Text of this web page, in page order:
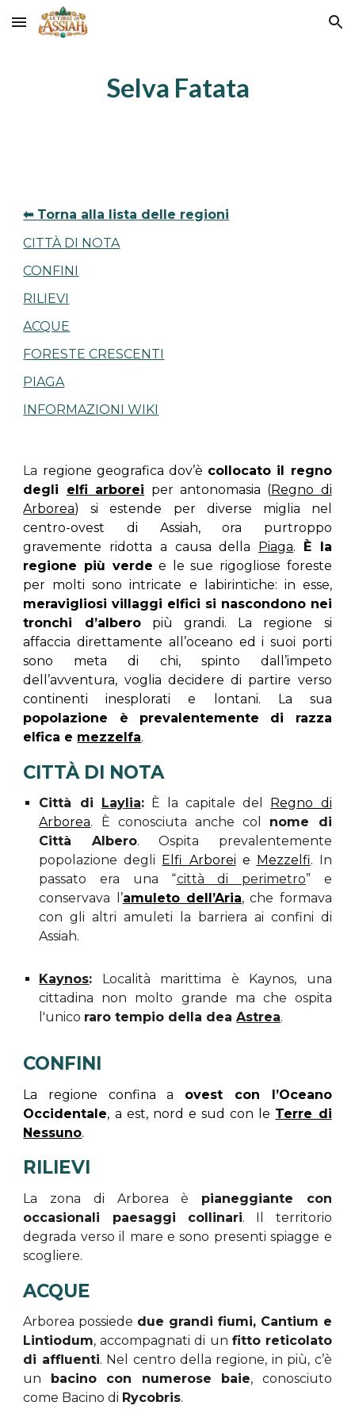
Skip to main content Skip to navigation
Selva Fatata
⬅ Torna alla lista delle regioni
CITTÀ DI NOTA
CONFINI
RILIEVI
ACQUE
FORESTE CRESCENTI
PIAGA
INFORMAZIONI WIKI
La regione geografica dov’è collocato il regno
degli elfi arborei per antonomasia (Regno di
Arborea) si estende per diverse miglia nel
centro-ovest di Assiah, ora purtroppo
gravemente ridotta a causa della Piaga. È la
regione più verde e le sue rigogliose foreste
per molti sono intricate e labirintiche: in esse,
meravigliosi villaggi elfici si nascondono nei
tronchi d’alberopiù grandi. La regione si
affaccia direttamente all’oceano ed i suoi porti
sono meta di chi, spinto dall’impeto
dell’avventura, voglia decidere di partire verso
continenti inesplorati e lontani. La sua
popolazione è prevalentemente di razza
elfica e mezzelfa.
CITTÀ DI NOTA
Città di Laylia:È la capitale del
Regno di
Arborea. È conosciuta anche col nome di
Città Albero. Ospita prevalentemente
popolazione degli
Elfi Arborei e Mezzelfi. In
passato era una “città di perimetro” e
conservava l’amuleto dell’Aria, che formava
con gli altri amuleti la barriera ai confini di
Assiah.
Kaynos: Località marittima è Kaynos, una
cittadina non molto grande ma che ospita
l'unico raro tempio della deaAstrea.
CONFINI
La regione confina a ovest con l’Oceano
Occidentale, a est, nord e sud con le Terre di
Nessuno.
RILIEVI
La zona di Arborea è pianeggiante con
occasionali paesaggi collinari. Il territorio
degrada verso il mare e sono presenti spiagge e
scogliere.
ACQUE
Arborea possiede due grandi fiumi, Cantium e
Lintiodum, accompagnati di un fitto reticolato
di affluenti. Nel centro della regione, in più, c’è
un
bacino con numerose baie, conosciuto
come Bacino di Rycobris.